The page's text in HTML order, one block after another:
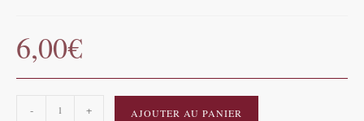
6,00€
- + AJOUTER AU PANIER